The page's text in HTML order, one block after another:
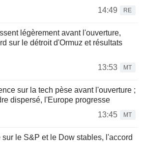
14:49
RE
légèrement avant l'ouverture,
sur le détroit d'Ormuz et résultats
13:53
MT
sur la tech pèse avant l'ouverture ;
dispersé, l'Europe progresse
13:45
MT
sur le S&P et le Dow stables, l'accord